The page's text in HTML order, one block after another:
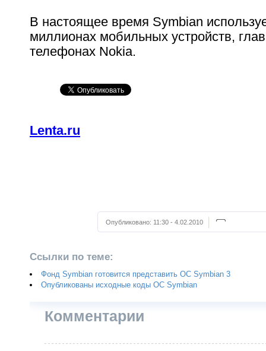
В настоящее время Symbian
миллионах мобильных устройств,
телефонах Nokia.
Lenta.ru
Опубликовано: 11:30 - 4.02.2010
Ссылки по теме:
Фонд Symbian готовится представить OC Symbian 3
Опубликованы исходные коды ОС Symbian
Комментарии